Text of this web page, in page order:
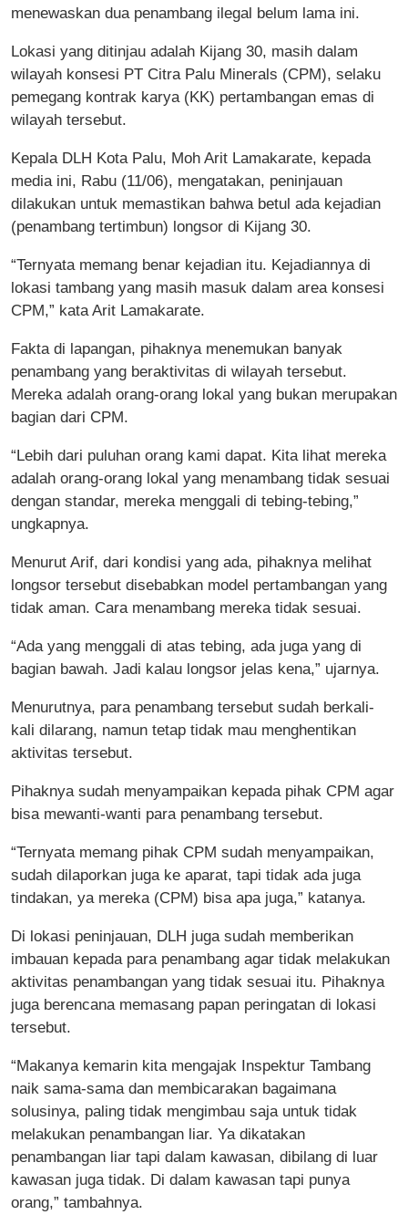
menewaskan dua penambang ilegal belum lama ini.
Lokasi yang ditinjau adalah Kijang 30, masih dalam
wilayah konsesi PT Citra Palu Minerals (CPM), selaku
pemegang kontrak karya (KK) pertambangan emas di
wilayah tersebut.
Kepala DLH Kota Palu, Moh Arit Lamakarate, kepada
media ini, Rabu (11/06), mengatakan, peninjauan
dilakukan untuk memastikan bahwa betul ada kejadian
(penambang tertimbun) longsor di Kijang 30.
“Ternyata memang benar kejadian itu. Kejadiannya di
lokasi tambang yang masih masuk dalam area konsesi
CPM,” kata Arit Lamakarate.
Fakta di lapangan, pihaknya menemukan banyak
penambang yang beraktivitas di wilayah tersebut.
Mereka adalah orang-orang lokal yang bukan merupakan
bagian dari CPM.
“Lebih dari puluhan orang kami dapat. Kita lihat mereka
adalah orang-orang lokal yang menambang tidak sesuai
dengan standar, mereka menggali di tebing-tebing,”
ungkapnya.
Menurut Arif, dari kondisi yang ada, pihaknya melihat
longsor tersebut disebabkan model pertambangan yang
tidak aman. Cara menambang mereka tidak sesuai.
“Ada yang menggali di atas tebing, ada juga yang di
bagian bawah. Jadi kalau longsor jelas kena,” ujarnya.
Menurutnya, para penambang tersebut sudah berkali-
kali dilarang, namun tetap tidak mau menghentikan
aktivitas tersebut.
Pihaknya sudah menyampaikan kepada pihak CPM agar
bisa mewanti-wanti para penambang tersebut.
“Ternyata memang pihak CPM sudah menyampaikan,
sudah dilaporkan juga ke aparat, tapi tidak ada juga
tindakan, ya mereka (CPM) bisa apa juga,” katanya.
Di lokasi peninjauan, DLH juga sudah memberikan
imbauan kepada para penambang agar tidak melakukan
aktivitas penambangan yang tidak sesuai itu. Pihaknya
juga berencana memasang papan peringatan di lokasi
tersebut.
“Makanya kemarin kita mengajak Inspektur Tambang
naik sama-sama dan membicarakan bagaimana
solusinya, paling tidak mengimbau saja untuk tidak
melakukan penambangan liar. Ya dikatakan
penambangan liar tapi dalam kawasan, dibilang di luar
kawasan juga tidak. Di dalam kawasan tapi punya
orang,” tambahnya.